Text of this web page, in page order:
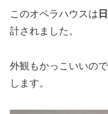
このオペラハウスは
計されました。
外観もかっこいいの
します。